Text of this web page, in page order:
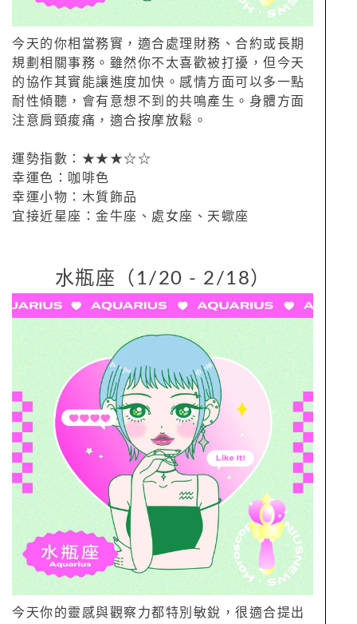
今天的你相當務實，適合處理財務、合約或長期
規劃相關事務。雖然你不太喜歡被打擾，但今天
的協作其實能讓進度加快。感情方面可以多一點
耐性傾聽，會有意想不到的共鳴產生。身體方面
注意肩頸痠痛，適合按摩放鬆。
運勢指數：★★★☆☆
幸運色：咖啡色
幸運小物：木質飾品
宜接近星座：金牛座、處女座、天蠍座
水瓶座（1/20 - 2/18）
今天你的靈感與觀察力都特別敏銳，很適合提出